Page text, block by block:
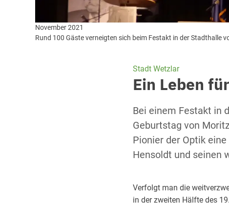
November 2021
Rund 100 Gäste verneigten sich beim Festakt in der Stadthalle
Stadt Wetzlar
Ein Leben
Bei einem Festakt in
Geburtstag von
Pionier der Optik
Hensoldt und seinen
Verfolgt man die
in der zweiten Hälfte des